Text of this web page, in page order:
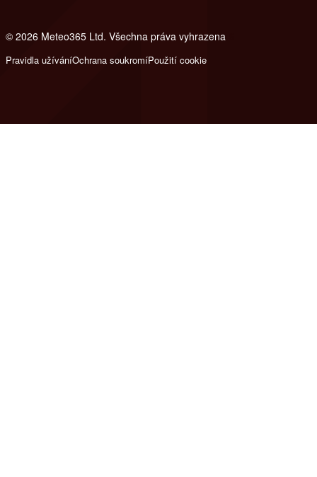
© 2026 Meteo365 Ltd. Všechna práva vyhrazena
Pravidla užíváníOchrana soukromíPoužití cookie